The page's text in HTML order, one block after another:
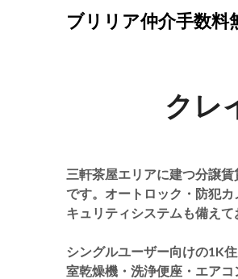
ブリリア仲介手数料
クレ
三軒茶屋エリアに建つ分譲
です。オートロック・防犯
キュリティシステムも備え
シングルユーザー向けの1K
室乾燥機・洗浄便座・エア